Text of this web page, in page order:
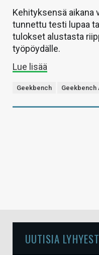
Kehityksensä aikana
tunnettu testi lupaa
tulokset alustasta
työpöydälle.
Lue lisää
Geekbench Geekbench
UUTISIA